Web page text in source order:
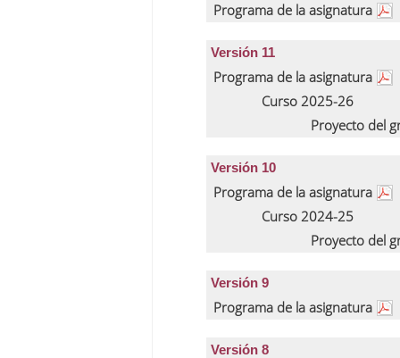
Programa de la asignatura
Versión 11
Programa de la asignatura
Curso 2025-26
Proyecto del
Versión 10
Programa de la asignatura
Curso 2024-25
Proyecto del
Versión 9
Programa de la asignatura
Versión 8